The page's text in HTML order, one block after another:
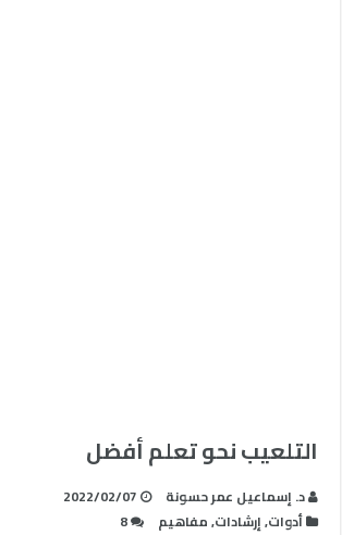
التلعيب نحو تعلم أفضل
د. إسماعيل عمر حسونة
2022/02/07
أدوات,إرشادات,مفاهيم 8